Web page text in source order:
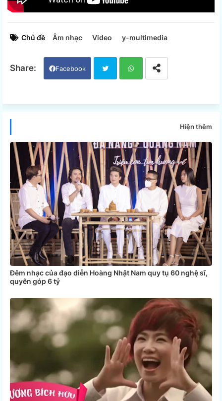
Chủ đề Âm nhạc Video y-multimedia
Facebook
Hiện thêm
Đêm nhạc của đạo diễn Hoàng Nhật Nam quy tụ 60 nghệ sĩ,
quyên góp 6 tỷ